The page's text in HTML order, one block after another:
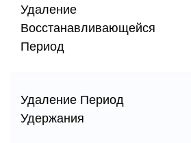
Удаление
Восстанавливающейся
Период
Удаление Период
Удержания